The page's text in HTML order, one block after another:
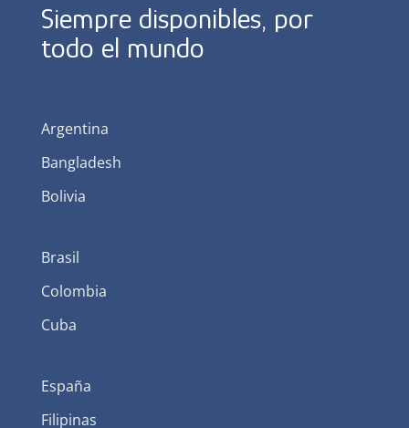
Siempre disponibles, por
todo el mundo
Argentina
Bangladesh
Bolivia
Brasil
Colombia
Cuba
España
Filipinas